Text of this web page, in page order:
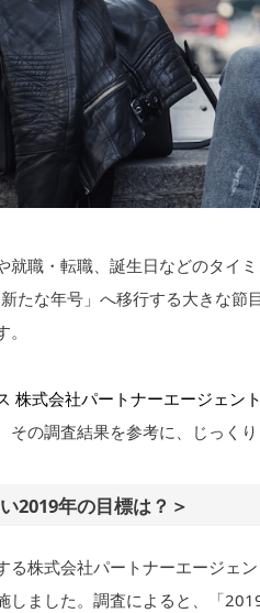
就職・転職、誕生日などのタイ
たな年号」へ移行する大きな
株式会社パートナーエージェント
その調査結果を参考に、じっく
2019年の目標は？＞
る株式会社パートナーエージェ
しました。調査によると、「